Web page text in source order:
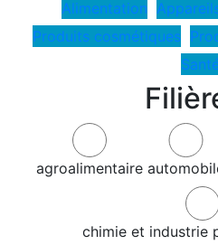
agroalimentaire
chimie et industrie
Alimentation
Produits cosmétiques